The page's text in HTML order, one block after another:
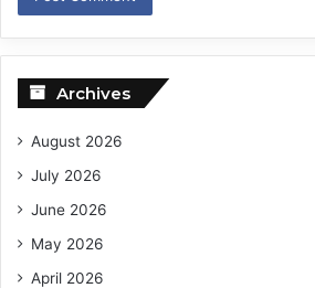
Archives
August 2026
July 2026
June 2026
May 2026
April 2026